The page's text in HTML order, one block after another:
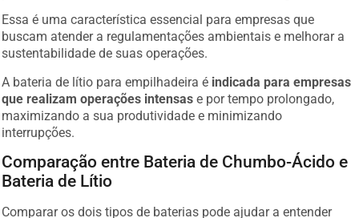
Essa é uma característica essencial para empresas que
buscam atender a regulamentações ambientais e melhorar a
sustentabilidade de suas operações.
A bateria de lítio para empilhadeira é indicada para empresas
que realizam operações intensas e por tempo prolongado,
maximizando a sua produtividade e minimizando
interrupções.
Comparação entre Bateria de Chumbo-Ácido e
Bateria de Lítio
Comparar os dois tipos de baterias pode ajudar a entender